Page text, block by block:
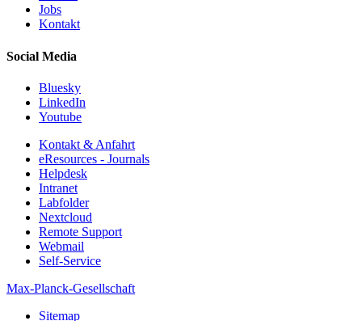
Jobs
Kontakt
Social Media
Bluesky
LinkedIn
Youtube
Kontakt & Anfahrt
eResources - Journals
Helpdesk
Intranet
Labfolder
Nextcloud
Remote Support
Webmail
Self-Service
Max-Planck-Gesellschaft
Sitemap